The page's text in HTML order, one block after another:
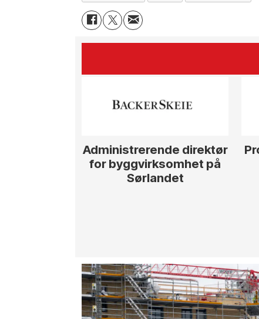
Administrerende direktør
for byggvirksomhet på
Sørlandet